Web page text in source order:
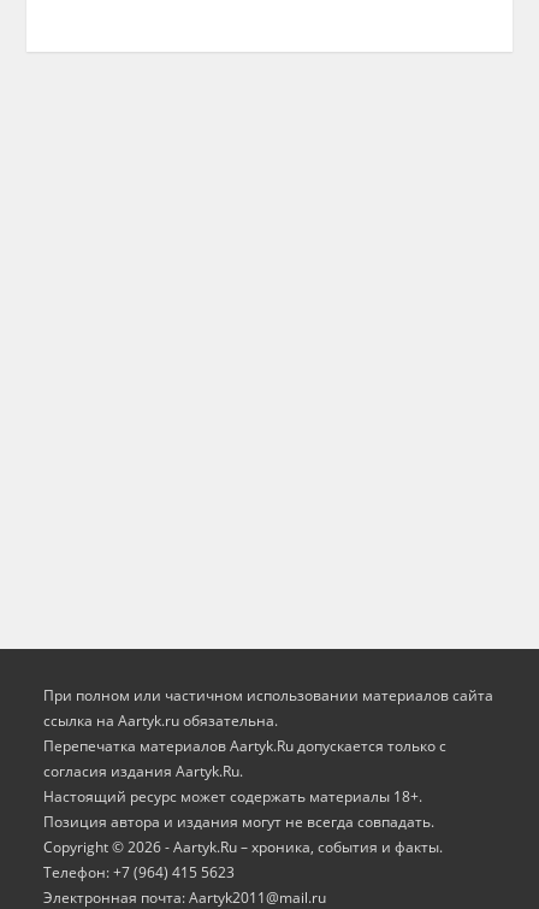
При полном или частичном использовании материалов сайта
ссылка на Aartyk.ru oбязательна.
Перепечатка материалов Aartyk.Ru допускается только с
согласия издания Aartyk.Ru.
Настоящий ресурс может содержать материалы 18+.
Позиция автора и издания могут не всегда совпадать.
Copyright © 2026 - Aartyk.Ru – хроника, события и факты.
Телефон: +7 (964) 415 5623
Электронная почта: Aartyk2011@mail.ru